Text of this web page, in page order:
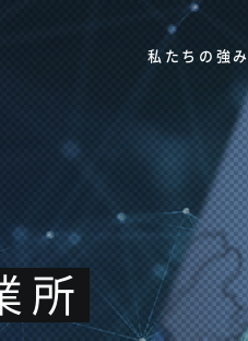
私たちの強み
所